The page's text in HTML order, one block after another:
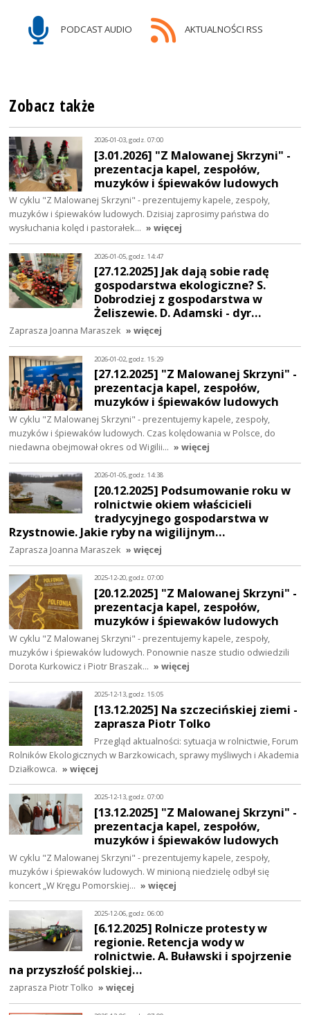
PODCAST AUDIO AKTUALNOŚCI RSS
Zobacz także
2026-01-03, godz. 07:00
[3.01.2026] "Z Malowanej Skrzyni" -
prezentacja kapel, zespołów,
muzyków i śpiewaków ludowych
W cyklu "Z Malowanej Skrzyni" - prezentujemy kapele, zespoły,
muzyków i śpiewaków ludowych. Dzisiaj zaprosimy państwa do
wysłuchania kolęd i pastorałek… » więcej
2026-01-05, godz. 14:47
[27.12.2025] Jak dają sobie radę
gospodarstwa ekologiczne? S.
Dobrodziej z gospodarstwa w
Żeliszewie. D. Adamski - dyr…
Zaprasza Joanna Maraszek » więcej
2026-01-02, godz. 15:29
[27.12.2025] "Z Malowanej Skrzyni" -
prezentacja kapel, zespołów,
muzyków i śpiewaków ludowych
W cyklu "Z Malowanej Skrzyni" - prezentujemy kapele, zespoły,
muzyków i śpiewaków ludowych. Czas kolędowania w Polsce, do
niedawna obejmował okres od Wigilii… » więcej
2026-01-05, godz. 14:38
[20.12.2025] Podsumowanie roku w
rolnictwie okiem właścicieli
tradycyjnego gospodarstwa w
Rzystnowie. Jakie ryby na wigilijnym…
Zaprasza Joanna Maraszek » więcej
2025-12-20, godz. 07:00
[20.12.2025] "Z Malowanej Skrzyni" -
prezentacja kapel, zespołów,
muzyków i śpiewaków ludowych
W cyklu "Z Malowanej Skrzyni" - prezentujemy kapele, zespoły,
muzyków i śpiewaków ludowych. Ponownie nasze studio odwiedzili
Dorota Kurkowicz i Piotr Braszak… » więcej
2025-12-13, godz. 15:05
[13.12.2025] Na szczecińskiej ziemi -
zaprasza Piotr Tolko
Przegląd aktualności: sytuacja w rolnictwie, Forum
Rolników Ekologicznych w Barzkowicach, sprawy myśliwych i Akademia
Działkowca. » więcej
2025-12-13, godz. 07:00
[13.12.2025] "Z Malowanej Skrzyni" -
prezentacja kapel, zespołów,
muzyków i śpiewaków ludowych
W cyklu "Z Malowanej Skrzyni" - prezentujemy kapele, zespoły,
muzyków i śpiewaków ludowych. W minioną niedzielę odbył się
koncert „W Kręgu Pomorskiej… » więcej
2025-12-06, godz. 06:00
[6.12.2025] Rolnicze protesty w
regionie. Retencja wody w
rolnictwie. A. Buławski i spojrzenie
na przyszłość polskiej…
zaprasza Piotr Tolko » więcej